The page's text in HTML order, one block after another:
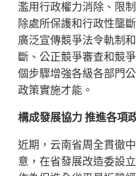
濫用行政權力消除、限
除處所保護和行政性壟
廣泛宣傳競爭法令軌制
斷、公正競爭審查和競
個步驟增強各級各部門
政策實施才能。
構成發展協力 推進各項
近期，云南省周全貫徹
意，在省發展改造委設